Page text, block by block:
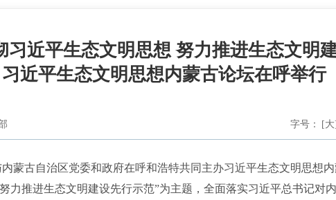
习近平生态文明思想 努力推进生态文明
习近平生态文明思想内蒙古论坛在呼举行
字号： [大]
古自治区党委和政府在呼和浩特共同主办习近平生态文明思想内
力推进生态文明建设先行示范”为主题，全面落实习近平总书记对